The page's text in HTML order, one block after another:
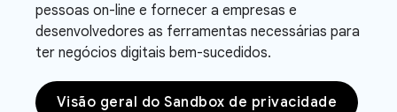
pessoas on-line e fornecer a empresas e
desenvolvedores as ferramentas necessárias para
ter negócios digitais bem-sucedidos.
Visão geral do Sandbox de privacidade